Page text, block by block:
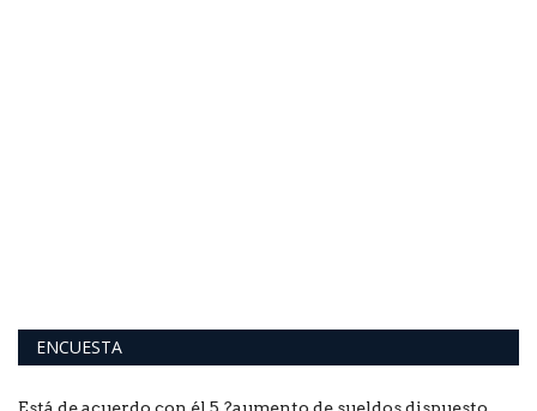
ENCUESTA